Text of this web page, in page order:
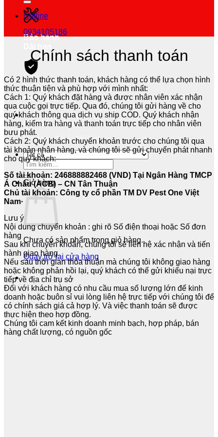
Bảo hành
Hóa đơn
Chứng từ
0934.105.186 (hotline)
028.7303.9929 (hotline)
Mua hàng - Góp ý - Bảo hành
Tìm
kiếm:
Giỏ hàng
Chưa có sản phẩm trong giỏ hàng.
Quay trở lại cửa hàng
Hotline
0934105186
Chính sách thanh toán
Có 2 hình thức thanh toán, khách hàng có thể lựa chọn hình
thức thuận tiện và phù hợp với mình nhất:
Cách 1: Quý khách đặt hàng và được nhân viên xác nhận
qua cuộc gọi trực tiếp. Qua đó, chúng tôi gửi hàng về cho
quý khách thông qua dịch vụ ship COD. Quý khách nhận
hàng, kiểm tra hàng và thanh toán trực tiếp cho nhân viên
bưu phát.
Cách 2: Quý khách chuyển khoản trước cho chúng tôi qua
tài khoản nhân hàng, và chúng tôi sẽ gửi chuyển phát nhanh
cho quý khách:
Số tài khoản: 246888882468 (VND) Tại Ngân Hàng TMCP
Á Châu (ACB) – CN Tân Thuận
Chủ tài khoản: Công ty cổ phần TM DV Pest One Việt
Nam·
Lưu ý
Nội dung chuyển khoản : ghi rõ Số điện thoại hoặc Số đơn
hàng
Sau khi chuyển khoản, chúng tôi sẽ liên hệ xác nhận và tiến
hành giao hàng.
Nếu sau thời gian thỏa thuận mà chúng tôi không giao hàng
hoặc không phản hồi lại, quý khách có thể gửi khiếu nại trực
tiếp về địa chỉ trụ sở
Đối với khách hàng có nhu cầu mua số lượng lớn để kinh
doanh hoặc buôn sỉ vui lòng liên hệ trực tiếp với chúng tôi để
có chính sách giá cả hợp lý. Và việc thanh toán sẽ được
thực hiện theo hợp đồng.
Chúng tôi cam kết kinh doanh minh bạch, hợp pháp, bán
hàng chất lượng, có nguồn gốc